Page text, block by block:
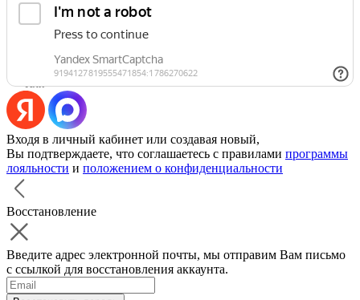
Запросить код
Уже есть аккаунт?Войти
Или
Входя в личный кабинет или создавая новый,
Вы подтверждаете, что соглашаетесь с правилами программы
лояльности и положением о конфиденциальности
Восстановление
Введите адрес электронной почты, мы отправим Вам письмо
с ссылкой для восстановления аккаунта.